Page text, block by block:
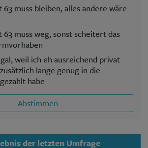
muss bleiben, alles andere wäre
63 muss weg, sonst scheitert das
weil ich eh ausreichend privat
lange genug in die
habe
Abstimmen
der letzten Umfrage